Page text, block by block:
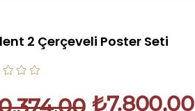
2 Çerçeveli Poster Seti
₺7.800,00